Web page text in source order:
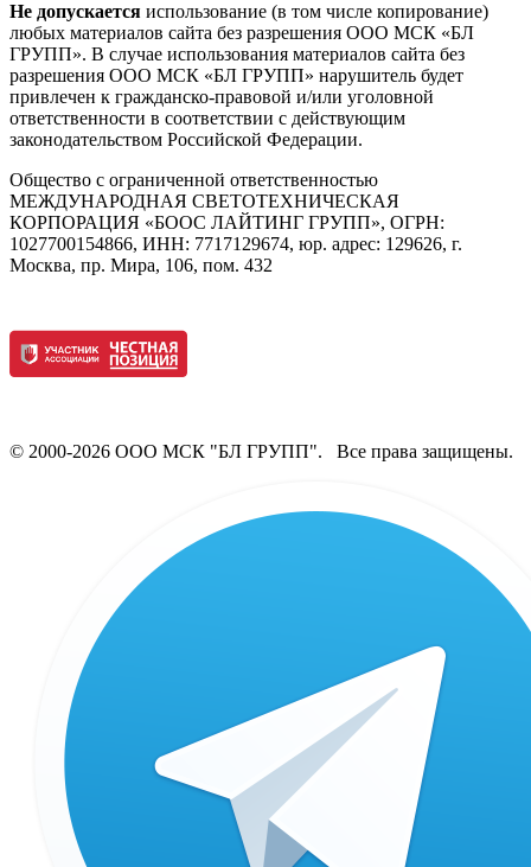
Не допускается использование (в том числе копирование)
любых материалов сайта без разрешения ООО МСК «БЛ
ГРУПП». В случае использования материалов сайта без
разрешения ООО МСК «БЛ ГРУПП» нарушитель будет
привлечен к гражданско-правовой и/или уголовной
ответственности в соответствии с действующим
законодательством Российской Федерации.
Общество с ограниченной ответственностью
МЕЖДУНАРОДНАЯ СВЕТОТЕХНИЧЕСКАЯ
КОРПОРАЦИЯ «БООС ЛАЙТИНГ ГРУПП», ОГРН:
1027700154866, ИНН: 7717129674, юр. адрес: 129626, г.
Москва, пр. Мира, 106, пом. 432
© 2000-2026 ООО МСК "БЛ ГРУПП". Все права защищены.